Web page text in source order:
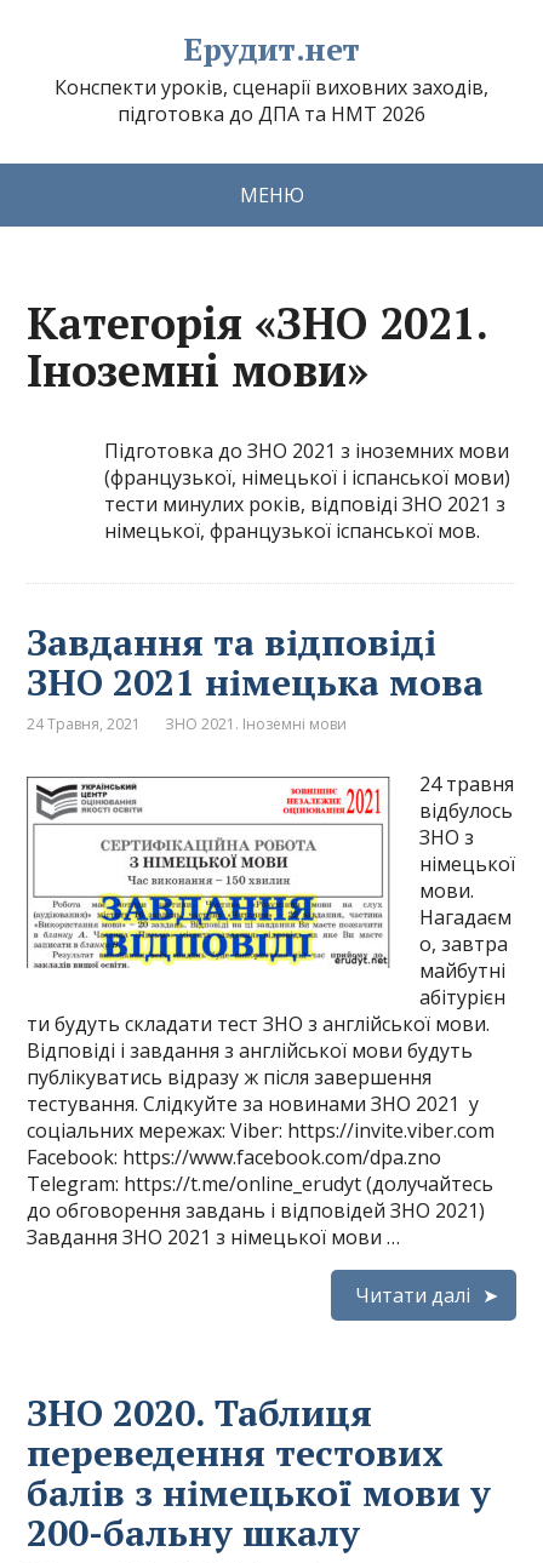
Ерудит.нет
Конспекти уроків, сценарії виховних заходів,
підготовка до ДПА та НМТ 2026
МЕНЮ
Категорія «ЗНО 2021.
Іноземні мови»
Підготовка до ЗНО 2021 з іноземних мови
(французької, німецької і іспанської мови)
тести минулих років, відповіді ЗНО 2021 з
німецької, французької іспанської мов.
Завдання та відповіді
ЗНО 2021 німецька мова
24 Травня, 2021 ЗНО 2021. Іноземні мови
24 травня
відбулось
ЗНО з
німецької
мови.
Нагадаєм
о, завтра
майбутні
абітурієн
ти будуть складати тест ЗНО з англійської мови.
Відповіді і завдання з англійської мови будуть
публікуватись відразу ж після завершення
тестування. Слідкуйте за новинами ЗНО 2021 у
соціальних мережах: Viber: https://invite.viber.com
Facebook: https://www.facebook.com/dpa.zno
Telegram: https://t.me/online_erudyt (долучайтесь
до обговорення завдань і відповідей ЗНО 2021)
Завдання ЗНО 2021 з німецької мови …
Читати далі
ЗНО 2020. Таблиця
переведення тестових
балів з німецької мови у
200-бальну шкалу